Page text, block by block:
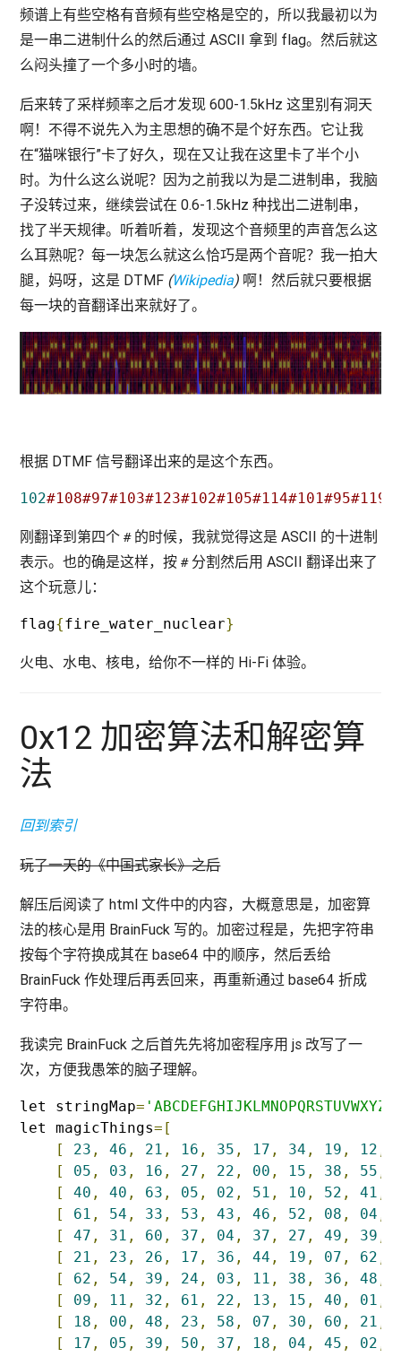
频谱上有些空格有音频有些空格是空的，所以我最初以为
是一串二进制什么的然后通过 ASCII 拿到 flag。然后就这
么闷头撞了一个多小时的墙。
后来转了采样频率之后才发现 600-1.5kHz 这里别有洞天
啊！不得不说先入为主思想的确不是个好东西。它让我
在“猫咪银行”卡了好久，现在又让我在这里卡了半个小
时。为什么这么说呢？因为之前我以为是二进制串，我脑
子没转过来，继续尝试在 0.6-1.5kHz 种找出二进制串，
找了半天规律。听着听着，发现这个音频里的声音怎么这
么耳熟呢？每一块怎么就这么恰巧是两个音呢？我一拍大
腿，妈呀，这是 DTMF (Wikipedia) 啊！然后就只要根据
每一块的音翻译出来就好了。
根据 DTMF 信号翻译出来的是这个东西。
102
刚翻译到第四个#的时候，我就觉得这是 ASCII 的十进制
表示。也的确是这样，按#分割然后用 ASCII 翻译出来了
这个玩意儿：
flag{fire_water_nuclear}
火电、水电、核电，给你不一样的 Hi-Fi 体验。
0x12 加密算法和解密算
法
回到索引
玩了一天的《中国式家长》之后
解压后阅读了 html 文件中的内容，大概意思是，加密算
法的核心是用 BrainFuck 写的。加密过程是，先把字符串
按每个字符换成其在 base64 中的顺序，然后丢给
BrainFuck 作处理后再丢回来，再重新通过 base64 折成
字符串。
我读完 BrainFuck 之后首先先将加密程序用 js 改写了一
次，方便我愚笨的脑子理解。
let stringMap=
let magicThings=[
[
23 , 46 , 21 , 16 , 35 , 17 , 34 , 19 , 12
[
05 , 03 , 16 , 27 , 22 , 00 , 15 , 38 , 55
[
40 , 40 , 63 , 05 , 02 , 51 , 10 , 52 , 41
[
61 , 54 , 33 , 53 , 43 , 46 , 52 , 08 , 04
[
47 , 31 , 60 , 37 , 04 , 37 , 27 , 49 , 39
[
21 , 23 , 26 , 17 , 36 , 44 , 19 , 07 , 62
[
62 , 54 , 39 , 24 , 03 , 11 , 38 , 36 , 48
[
09 , 11 , 32 , 61 , 22 , 13 , 15 , 40 , 01
[
18 , 00 , 48 , 23 , 58 , 07 , 30 , 60 , 21
[
17 , 05 , 39 , 50 , 37 , 18 , 04 , 45 , 02